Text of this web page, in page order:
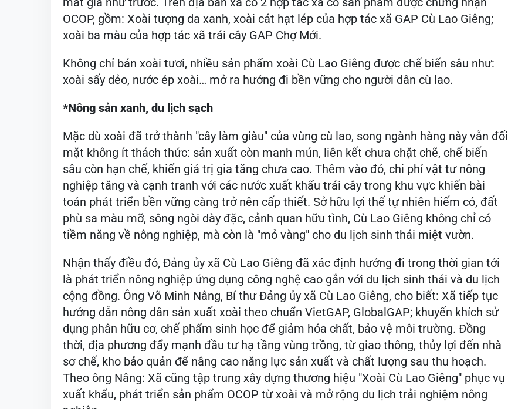
OCOP, gồm: Xoài tượng da xanh, xoài cát hạt lép của hợp tác xã GAP Cù Lao Giêng;
xoài ba màu của hợp tác xã trái cây GAP Chợ Mới.
Không chỉ bán xoài tươi, nhiều sản phẩm xoài Cù Lao Giêng được chế biến sâu như:
xoài sấy dẻo, nước ép xoài… mở ra hướng đi bền vững cho người dân cù lao.
*Nông sản xanh, du lịch sạch
Mặc dù xoài đã trở thành "cây làm giàu" của vùng cù lao, song ngành hàng này vẫn đối
mặt không ít thách thức: sản xuất còn manh mún, liên kết chưa chặt chẽ, chế biến
sâu còn hạn chế, khiến giá trị gia tăng chưa cao. Thêm vào đó, chi phí vật tư nông
nghiệp tăng và cạnh tranh với các nước xuất khẩu trái cây trong khu vực khiến bài
toán phát triển bền vững càng trở nên cấp thiết. Sở hữu lợi thế tự nhiên hiếm có, đất
phù sa màu mỡ, sông ngòi dày đặc, cảnh quan hữu tình, Cù Lao Giêng không chỉ có
tiềm năng về nông nghiệp, mà còn là "mỏ vàng" cho du lịch sinh thái miệt vườn.
Nhận thấy điều đó, Đảng ủy xã Cù Lao Giêng đã xác định hướng đi trong thời gian tới
là phát triển nông nghiệp ứng dụng công nghệ cao gắn với du lịch sinh thái và du lịch
cộng đồng. Ông Võ Minh Nâng, Bí thư Đảng ủy xã Cù Lao Giêng, cho biết: Xã tiếp tục
hướng dẫn nông dân sản xuất xoài theo chuẩn VietGAP, GlobalGAP; khuyến khích sử
dụng phân hữu cơ, chế phẩm sinh học để giảm hóa chất, bảo vệ môi trường. Đồng
thời, địa phương đẩy mạnh đầu tư hạ tầng vùng trồng, từ giao thông, thủy lợi đến nhà
sơ chế, kho bảo quản để nâng cao năng lực sản xuất và chất lượng sau thu hoạch.
Theo ông Nâng: Xã cũng tập trung xây dựng thương hiệu "Xoài Cù Lao Giêng" phục vụ
xuất khẩu, phát triển sản phẩm OCOP từ xoài và mở rộng du lịch trải nghiệm nông